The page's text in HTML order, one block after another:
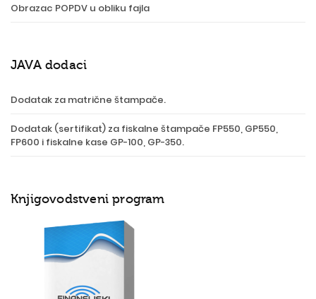
Obrazac POPDV u obliku fajla
JAVA dodaci
Dodatak za matrične štampače.
Dodatak (sertifikat) za fiskalne štampače FP550, GP550,
FP600 i fiskalne kase GP-100, GP-350.
Knjigovodstveni program